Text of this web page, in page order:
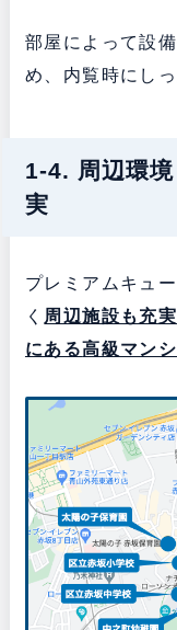
部屋によって設
め、内覧時にし
1-4. 周辺環
実
プレミアムキュ
く 周辺施設も充
にある高級マン